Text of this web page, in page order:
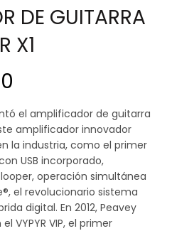
DE GUITARRA
X1
precio
actual
es:
$231.900.
el amplificador de guitarra
amplificador innovador
la industria, como el primer
USB incorporado,
operación simultánea
el revolucionario sistema
digital. En 2012, Peavey
VYPYR VIP, el primer